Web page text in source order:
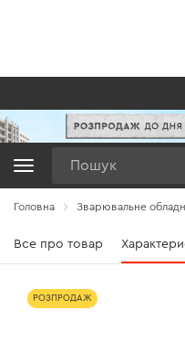
Головна Зварювальне
Все про товар
РОЗПРОДАЖ